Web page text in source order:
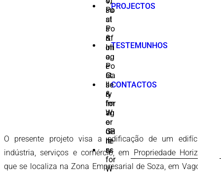
PROJECTOS
TESTEMUNHOS
CONTACTOS
PESQUISAR
POR:
O presente projeto visa a edificação de um edifício de
indústria, serviços e comércio, em Propriedade Horizontal,
que se localiza na Zona Empresarial de Soza, em Vagos, na